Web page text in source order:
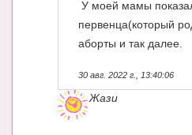
У моей мамы
первенца(который
аборты и так далее.
30 авг. 2022 г., 13:40:06
Жази